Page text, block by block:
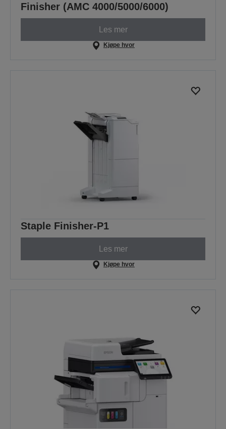
Finisher (AMC 4000/5000/6000)
Les mer
Kjøpe hvor
Staple Finisher-P1
Les mer
Kjøpe hvor